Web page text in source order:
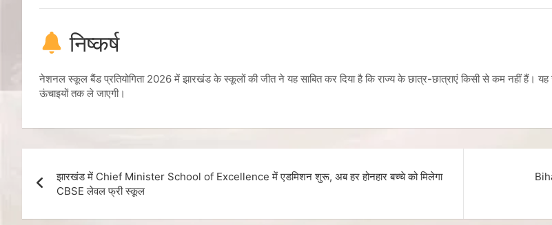
निष्कर्ष
नेशनल स्कूल बैंड प्रतियोगिता 2026 में झारखंड के स्कूलों की जीत ने यह साबित कर दिया है कि राज्य के छात्र-छात्राएं किसी से कम नहीं हैं। यह
ऊंचाइयों तक ले जाएगी।
झारखंड में Chief Minister School of Excellence में एडमिशन शुरू, अब हर होनहार बच्चे को मिलेगा
CBSE लेवल फ्री स्कूल